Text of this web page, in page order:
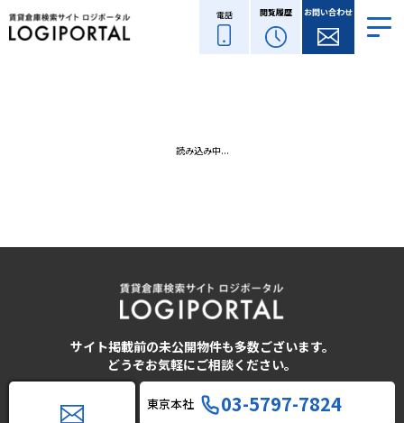
電話 閲覧履歴 お問い合わせ
読み込み中...
サイト掲載前の未公開物件も多数ございます。
どうぞお気軽にご相談ください。
東京本社 03-5797-7824